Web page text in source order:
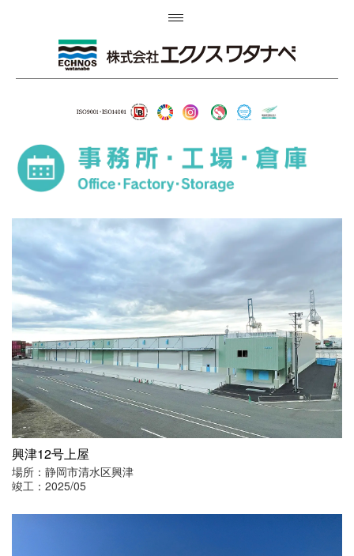
興津12号上屋
場所：静岡市清水区興津
竣工：2025/05